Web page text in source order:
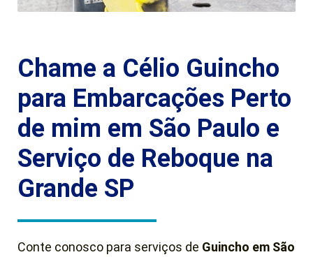
Chame a Célio Guincho
para Embarcações Perto
de mim em São Paulo e
Serviço de Reboque na
Grande SP
Conte conosco para serviços de Guincho em São